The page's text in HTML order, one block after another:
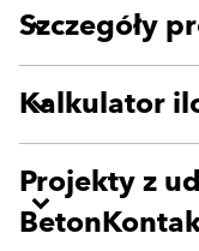
Szczegóły
Kalkulator
Projekty z